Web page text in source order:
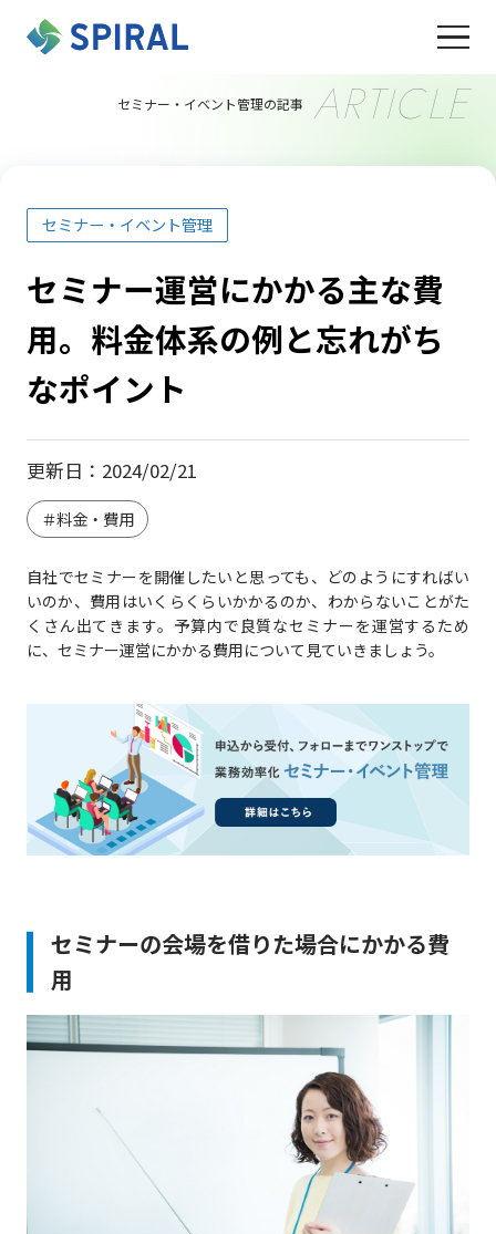
セミナー・イベント管理の記事 ARTICLE
セミナー・イベント管理
セミナー運営にかかる主な費
用。料金体系の例と忘れがち
なポイント
更新日：2024/02/21
＃料金・費用
自社でセミナーを開催したいと思っても、どのようにすればい
いのか、費用はいくらくらいかかるのか、わからないことがた
くさん出てきます。予算内で良質なセミナーを運営するため
に、セミナー運営にかかる費用について見ていきましょう。
セミナーの会場を借りた場合にかかる費
用